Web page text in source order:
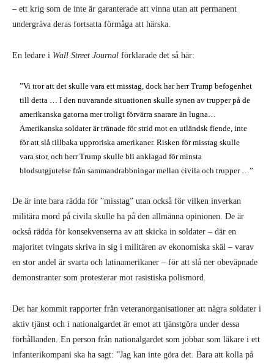
– ett krig som de inte är garanterade att vinna utan att permanent
undergräva deras fortsatta förmåga att härska.
En ledare i Wall Street Journal förklarade det så här:
”Vi tror att det skulle vara ett misstag, dock har herr Trump befogenhet
till detta … I den nuvarande situationen skulle synen av trupper på de
amerikanska gatorna mer troligt förvärra snarare än lugna…
Amerikanska soldater är tränade för strid mot en utländsk fiende, inte
för att slå tillbaka upproriska amerikaner. Risken för misstag skulle
vara stor, och herr Trump skulle bli anklagad för minsta
blodsutgjutelse från sammandrabbningar mellan civila och trupper …”
De är inte bara rädda för ”misstag” utan också för vilken inverkan
militära mord på civila skulle ha på den allmänna opinionen. De är
också rädda för konsekvenserna av att skicka in soldater – där en
majoritet tvingats skriva in sig i militären av ekonomiska skäl – varav
en stor andel är svarta och latinamerikaner – för att slå ner obeväpnade
demonstranter som protesterar mot rasistiska polismord.
Det har kommit rapporter från veteranorganisationer att några soldater i
aktiv tjänst och i nationalgardet är emot att tjänstgöra under dessa
förhållanden. En person från nationalgardet som jobbar som läkare i ett
infanterikompani ska ha sagt: ”Jag kan inte göra det. Bara att kolla på